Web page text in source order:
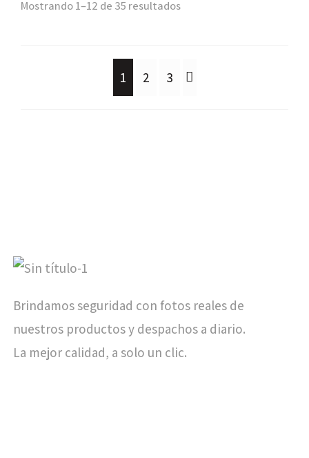
Mostrando 1–12 de 35 resultados
1 2 3
Brindamos seguridad con fotos reales de
nuestros productos y despachos a diario.
La mejor calidad, a solo un clic.